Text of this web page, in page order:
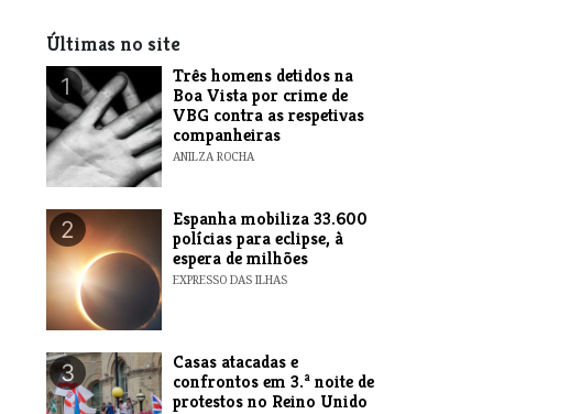
Últimas no site
1
Três homens detidos na
Boa Vista por crime de
VBG contra as respetivas
companheiras
ANILZA ROCHA
2
Espanha mobiliza 33.600
polícias para eclipse, à
espera de milhões
EXPRESSO DAS ILHAS
3
Casas atacadas e
confrontos em 3.ª noite de
protestos no Reino Unido